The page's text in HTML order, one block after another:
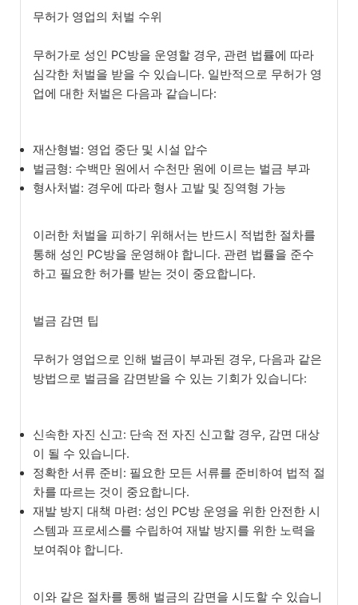
무허가 영업의 처벌 수위
무허가로 성인 PC방을 운영할 경우, 관련 법률에 따라
심각한 처벌을 받을 수 있습니다. 일반적으로 무허가 영
업에 대한 처벌은 다음과 같습니다:
재산형벌: 영업 중단 및 시설 압수
벌금형: 수백만 원에서 수천만 원에 이르는 벌금 부과
형사처벌: 경우에 따라 형사 고발 및 징역형 가능
이러한 처벌을 피하기 위해서는 반드시 적법한 절차를
통해 성인 PC방을 운영해야 합니다. 관련 법률을 준수
하고 필요한 허가를 받는 것이 중요합니다.
벌금 감면 팁
무허가 영업으로 인해 벌금이 부과된 경우, 다음과 같은
방법으로 벌금을 감면받을 수 있는 기회가 있습니다:
신속한 자진 신고: 단속 전 자진 신고할 경우, 감면 대상
이 될 수 있습니다.
정확한 서류 준비: 필요한 모든 서류를 준비하여 법적 절
차를 따르는 것이 중요합니다.
재발 방지 대책 마련: 성인 PC방 운영을 위한 안전한 시
스템과 프로세스를 수립하여 재발 방지를 위한 노력을
보여줘야 합니다.
이와 같은 절차를 통해 벌금의 감면을 시도할 수 있습니